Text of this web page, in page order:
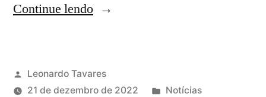
Continue lendo
Leonardo Tavares
21 de dezembro de 2022
Notícias